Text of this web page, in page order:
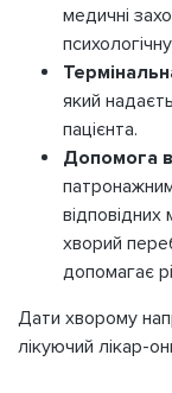
медичні
який
пацієнта.
Допомога
хворий
допомагає
Дати хворому
лікуючий лікар-